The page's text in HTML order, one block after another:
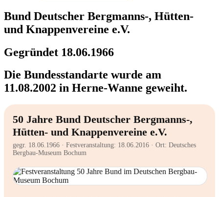
Bund Deutscher Bergmanns-, Hütten-
und Knappenvereine e.V.
Gegründet 18.06.1966
Die Bundesstandarte wurde am
11.08.2002 in Herne-Wanne geweiht.
50 Jahre Bund Deutscher Bergmanns-,
Hütten- und Knappenvereine e.V.
gegr. 18.06.1966 · Festveranstaltung: 18.06.2016 · Ort: Deutsches
Bergbau-Museum Bochum